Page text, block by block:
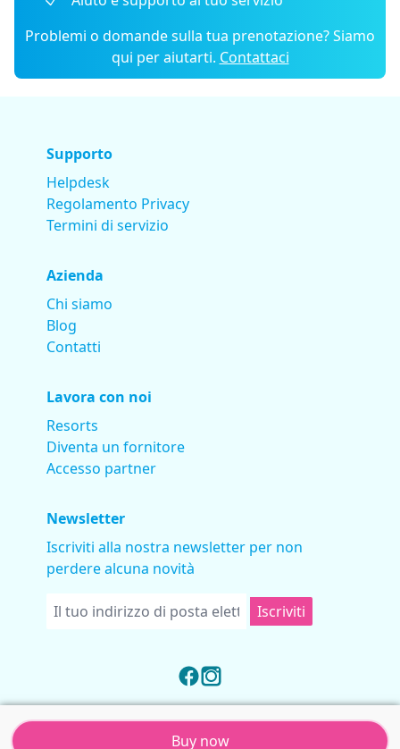
Buy now
Problemi o domande sulla tua prenotazione? Siamo
qui per aiutarti. Contattaci
Supporto
Helpdesk
Regolamento Privacy
Termini di servizio
Azienda
Chi siamo
Blog
Contatti
Lavora con noi
Resorts
Diventa un fornitore
Accesso partner
Newsletter
Iscriviti alla nostra newsletter per non
perdere alcuna novità
Iscriviti